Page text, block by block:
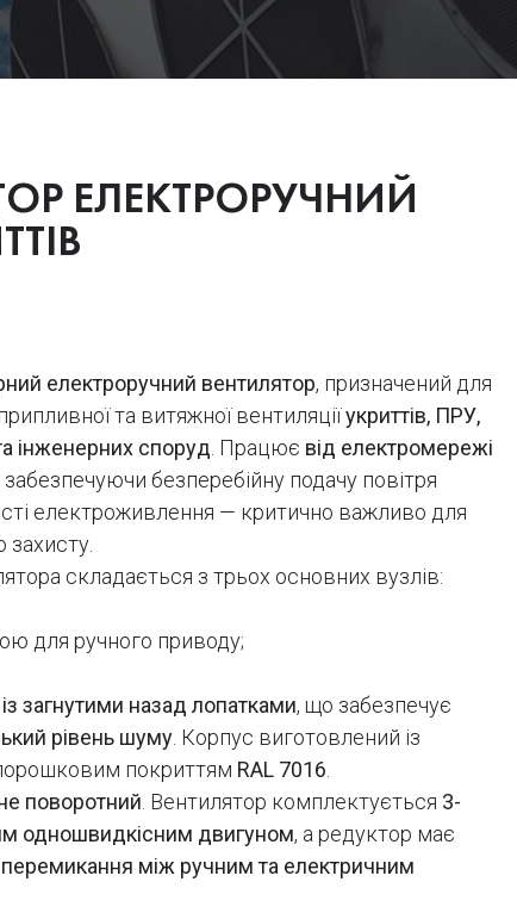
ЕЛЕКТРОРУЧНИЙ
електроручний вентилятор, призначений для
та витяжної вентиляціїукриттів, ПРУ,
інженерних споруд . Працює від електромережі
забезпечуючи безперебійну подачу повітря
електроживлення — критично важливо для
захисту.
складається з трьох основних вузлів:
для ручного приводу;
загнутими назад лопатками, що забезпечує
рівень шуму . Корпус виготовлений із
покриттям RAL 7016
поворотний . Вентилятор комплектується 3-
одношвидкісним двигуном, а редуктор має
між ручним та електричним